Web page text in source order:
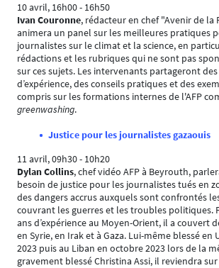
10 avril, 16h00 - 16h50
Ivan Couronne, rédacteur en chef "Avenir de la
animera un panel sur les meilleures pratiques
journalistes sur le climat et la science, en
rédactions et les rubriques qui ne sont pas
sur ces sujets. Les intervenants partageront
d’expérience, des conseils pratiques et des
compris sur les formations internes de l'AFP
greenwashing.
Justice pour les journalistes gazaouis
11 avril, 09h30 - 10h20
Dylan Collins, chef vidéo AFP à Beyrouth,
besoin de justice pour les journalistes tués en
des dangers accrus auxquels sont confrontés
couvrant les guerres et les troubles politiques.
ans d’expérience au Moyen-Orient, il a couvert
en Syrie, en Irak et à Gaza. Lui-même blessé
2023 puis au Liban en octobre 2023 lors de la
gravement blessé Christina Assi, il reviendra